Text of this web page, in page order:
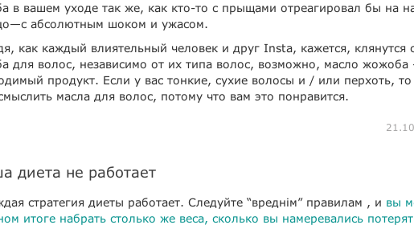
в вашем уходе так же, как кто-то с прыщами отреагировал бы на
абсолютным шоком и ужасом.
как каждый влиятельный человек и друг Insta, кажется, клянутся
для волос, независимо от их типа волос, возможно, масло жожоба
продукт. Если у вас тонкие, сухие волосы и / или перхоть,
масла для волос, потому что вам это понравится.
диета не работает
стратегия диеты работает. Следуйте “вреднім” правилам , и вы
итоге набрать столько же веса, сколько вы намеревались